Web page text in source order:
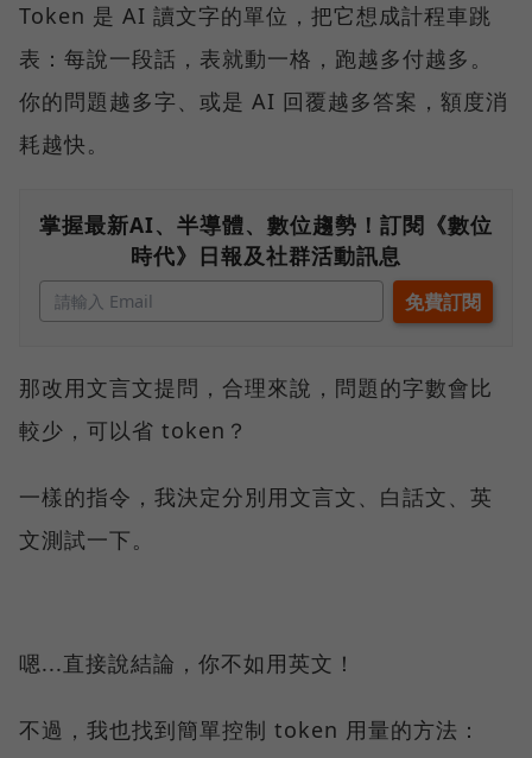
Token 是 AI 讀文字的單位，把它想成計程車跳
表：每說一段話，表就動一格，跑越多付越多。
你的問題越多字、或是 AI 回覆越多答案，額度消
耗越快。
掌握最新AI、半導體、數位趨勢！訂閱《數位
時代》日報及社群活動訊息
那改用文言文提問，合理來說，問題的字數會比
較少，可以省 token？
一樣的指令，我決定分別用文言文、白話文、英
文測試一下。
嗯...直接說結論，你不如用英文！
不過，我也找到簡單控制 token 用量的方法：